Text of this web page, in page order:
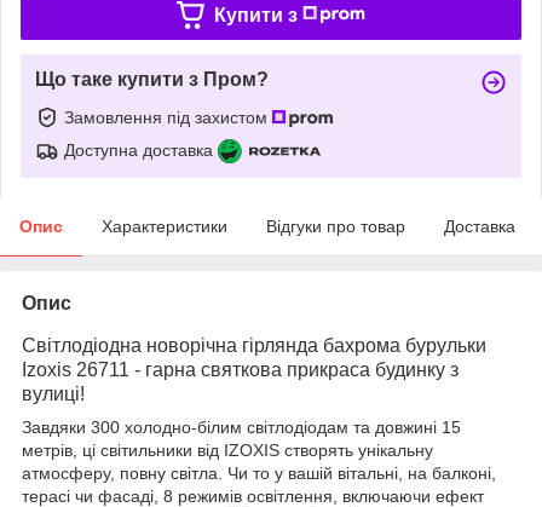
Купити з
Що таке купити з Пром?
Замовлення під захистом
Доступна доставка
Опис Характеристики Відгуки про товар Доставка
Опис
Світлодіодна новорічна гірлянда бахрома бурульки
Izoxis 26711 - гарна святкова прикраса будинку з
вулиці!
Завдяки 300 холодно-білим світлодіодам та довжині 15
метрів, ці світильники від IZOXIS створять унікальну
атмосферу, повну світла. Чи то у вашій вітальні, на балконі,
терасі чи фасаді, 8 режимів освітлення, включаючи ефект